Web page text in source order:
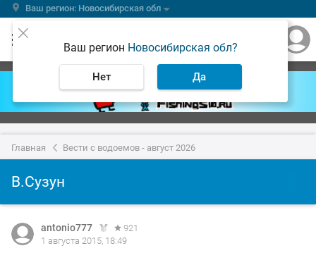
Ваш регион: Новосибирская обл
Ваш регион Новосибирская обл?
Нет Да
Главная Вести с водоемов - август 2026
В.Сузун
antonio777
921
1 августа 2015, 18:49